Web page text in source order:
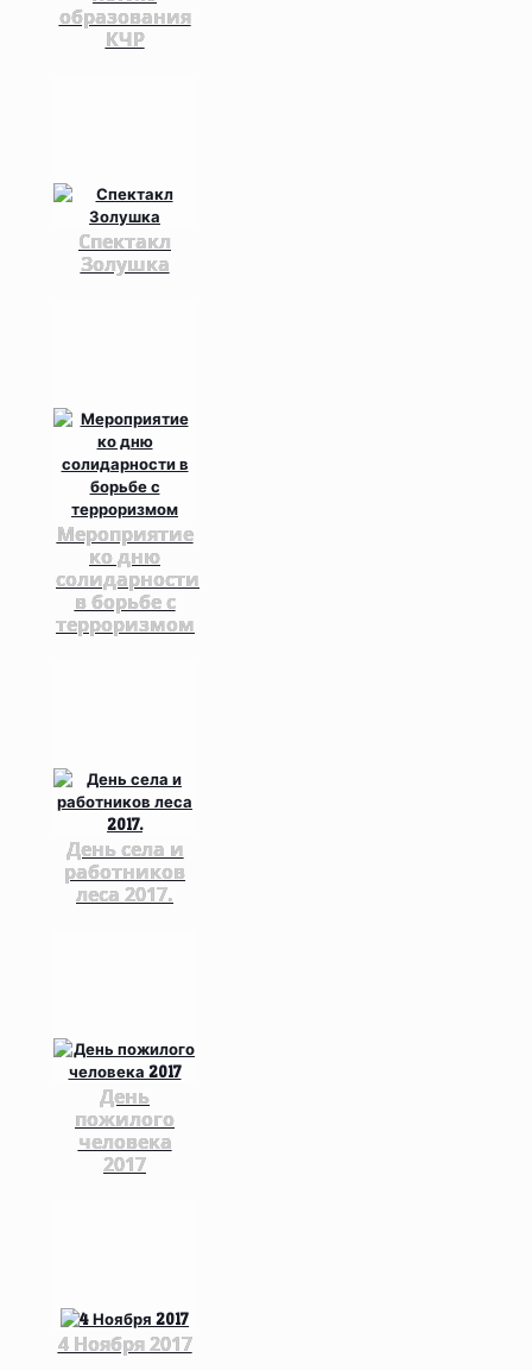
образования
КЧР
Спектакл
Золушка
Мероприятие
ко дню
солидарности
в борьбе с
терроризмом
День села и
работников
леса 2017.
День
пожилого
человека
2017
4 Ноября 2017